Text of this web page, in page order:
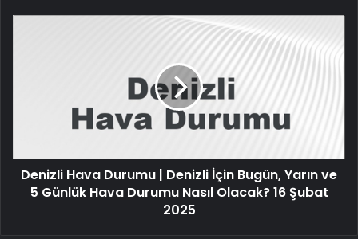
ve
Günlük
Denizli Hava Durumu | Denizli İçin Bugün, Yarın ve
5 Günlük Hava Durumu Nasıl Olacak? 16 Şubat
2025